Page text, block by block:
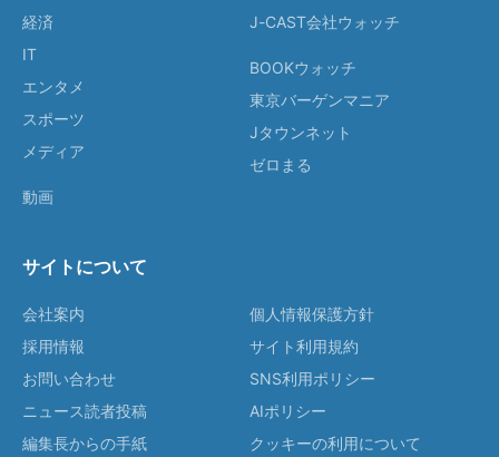
経済
IT
エンタメ
スポーツ
メディア
動画
J-CAST会社ウォッチ
BOOKウォッチ
東京バーゲンマニア
Jタウンネット
ゼロまる
サイトについて
会社案内
採用情報
お問い合わせ
ニュース読者投稿
編集長からの手紙
個人情報保護方針
サイト利用規約
SNS利用ポリシー
AIポリシー
クッキーの利用について